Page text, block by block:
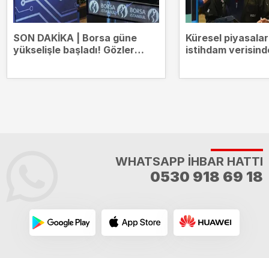
SON DAKİKA | Borsa güne
yükselişle başladı! Gözler
Küresel
istihdam
WHATSAPP İHBAR HATTI
0530 918 69 18